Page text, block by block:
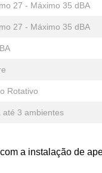
27 - Máximo 35 dBA
27 - Máximo 35 dBA
Rotativo
até 3 ambientes
a instalação de